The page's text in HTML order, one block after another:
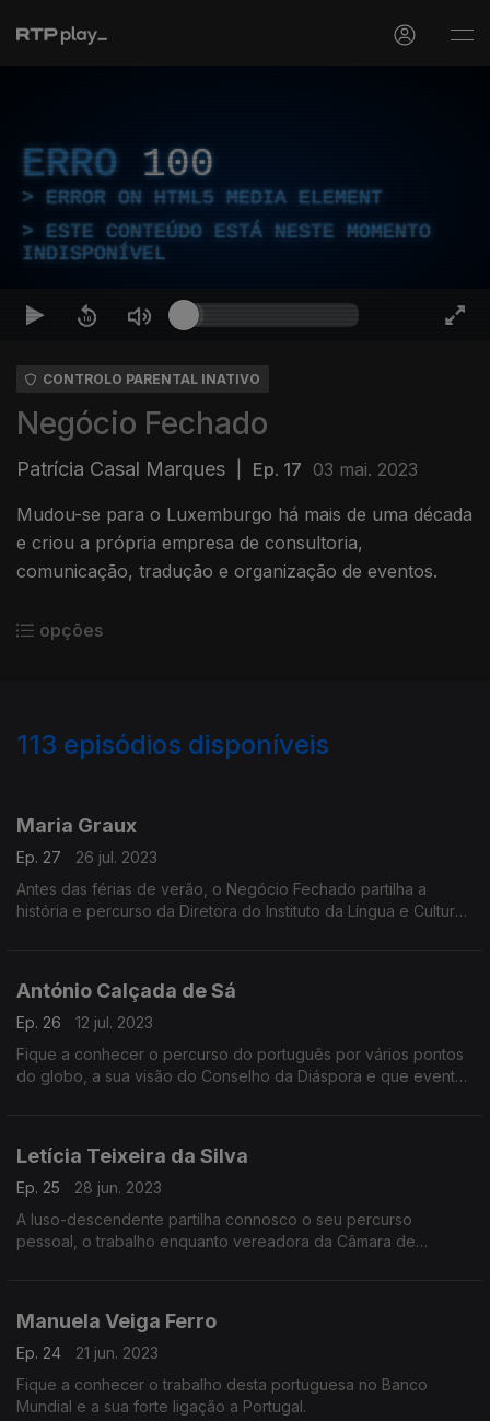
ERRO 100
ERROR ON HTML5 MEDIA ELEMENT
ESTE CONTEÚDO ESTÁ NESTE MOMENTO
INDISPONÍVEL
CONTROLO PARENTAL INATIVO
Negócio Fechado
Patrícia Casal Marques Ep. 17 03 mai. 2023
Mudou-se para o Luxemburgo há mais de uma década
e criou a própria empresa de consultoria,
comunicação, tradução e organização de eventos.
opções
113 episódios disponíveis
Maria Graux
Ep. 27
26 jul. 2023
Antes das férias de verão, o Negócio Fechado partilha a
história e percurso da Diretora do Instituto da Língua e Cultura
António Calçada de Sá
Ep. 26
12 jul. 2023
Fique a conhecer o percurso do português por vários pontos
do globo, a sua visão do Conselho da Diáspora e que eventos
Letícia Teixeira da Silva
Ep. 25
28 jun. 2023
A luso-descendente partilha connosco o seu percurso
pessoal, o trabalho enquanto vereadora da Câmara de
Manuela Veiga Ferro
Ep. 24
21 jun. 2023
Fique a conhecer o trabalho desta portuguesa no Banco
Mundial e a sua forte ligação a Portugal.